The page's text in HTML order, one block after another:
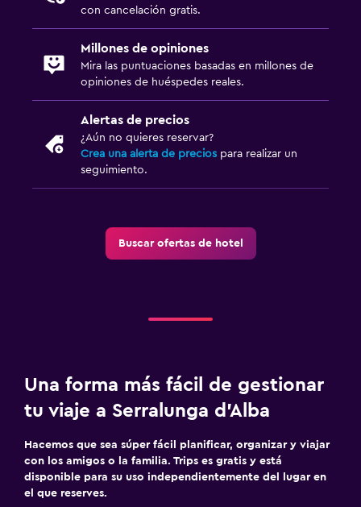
con cancelación gratis.
Millones de opiniones
Mira las puntuaciones basadas en millones de
opiniones de huéspedes reales.
Alertas de precios
¿Aún no quieres reservar?
Crea una alerta de precios para realizar un
seguimiento.
Buscar ofertas de hotel
Una forma más fácil de gestionar
tu viaje a Serralunga d'Alba
Hacemos que sea súper fácil planificar, organizar y viajar
con los amigos o la familia. Trips es gratis y está
disponible para su uso independientemente del lugar en
el que reserves.